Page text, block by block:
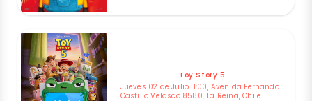
Toy Story 5
Jueves 02 de Julio 11:00, Avenida Fernando
Castillo Velasco 8580, La Reina, Chile